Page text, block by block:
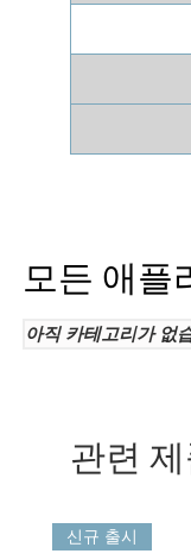
모든 애플
아직 카테고리가 없
관련
신규 출시